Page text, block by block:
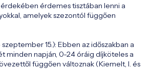
érdemes tisztában lenni a
amelyek szezontól függően
szeptember 15.): Ebben az időszakban a
minden napján, 0-24 óráig díjköteles a
függően változnak (Kiemelt, I. és